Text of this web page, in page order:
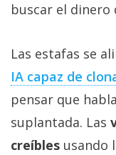
buscar el dinero
Las estafas se
IA capaz de
pensar que
suplantada. Las
creíbles usando